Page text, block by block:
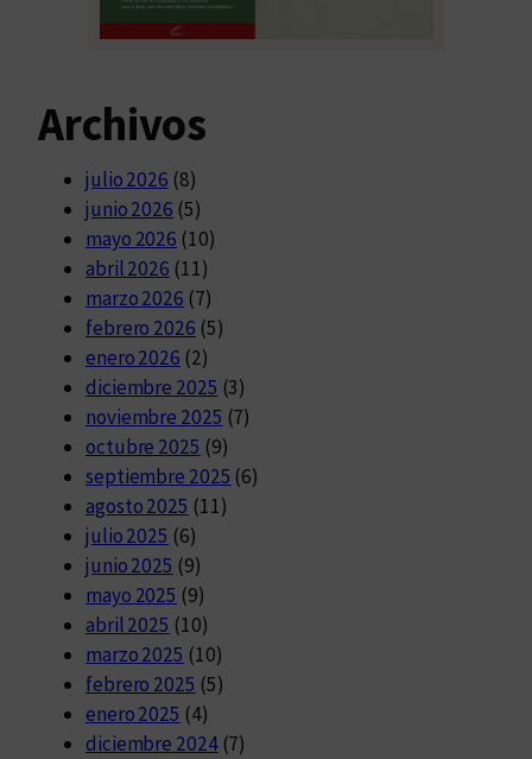
Archivos
julio 2026 (8)
junio 2026 (5)
mayo 2026 (10)
abril 2026 (11)
marzo 2026 (7)
febrero 2026 (5)
enero 2026 (2)
diciembre 2025 (3)
noviembre 2025 (7)
octubre 2025 (9)
septiembre 2025 (6)
agosto 2025 (11)
julio 2025 (6)
junio 2025 (9)
mayo 2025 (9)
abril 2025 (10)
marzo 2025 (10)
febrero 2025 (5)
enero 2025 (4)
diciembre 2024(7)